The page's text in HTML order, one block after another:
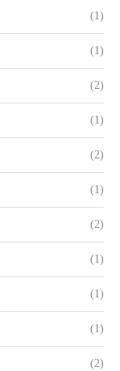
(1)
(1)
(2)
(1)
(2)
(1)
(2)
(1)
(1)
(1)
(2)